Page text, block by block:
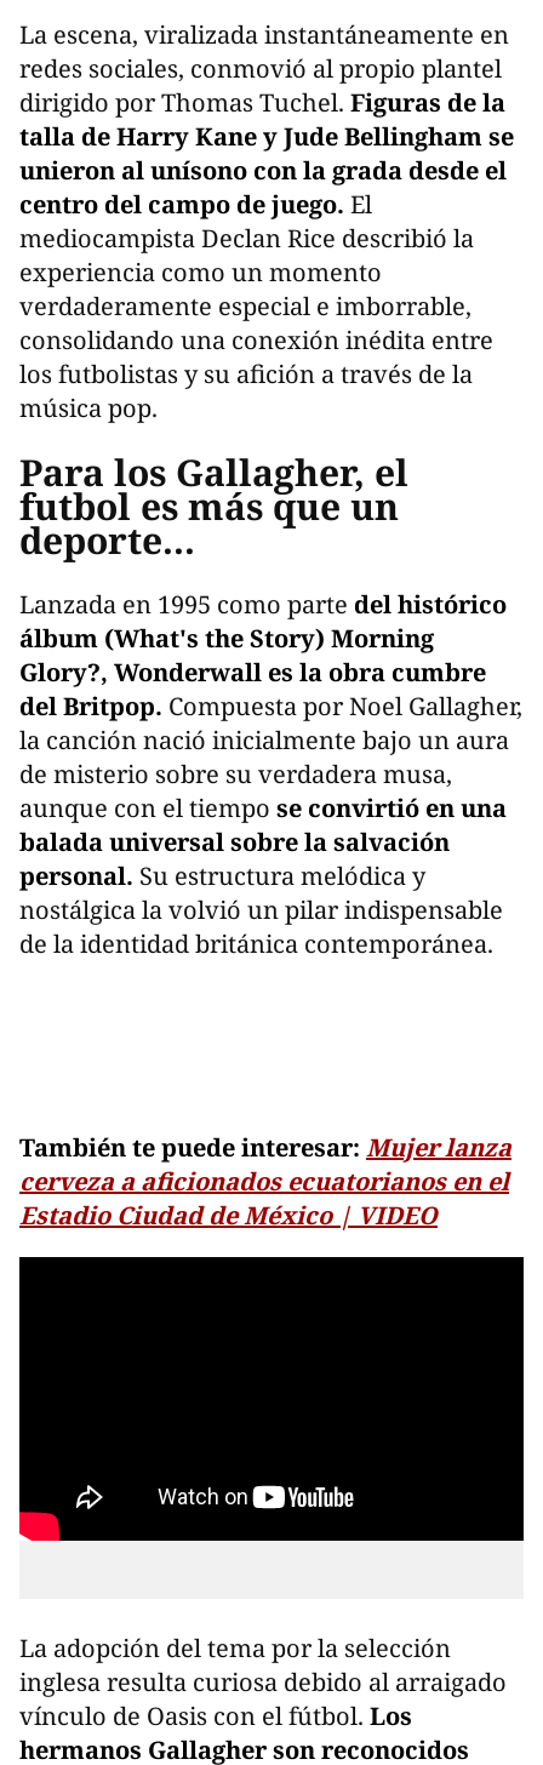
La escena, viralizada instantáneamente en
redes sociales, conmovió al propio plantel
dirigido por Thomas Tuchel. Figuras de la
talla de Harry Kane y Jude Bellingham se
unieron al unísono con la grada desde el
centro del campo de juego. El
mediocampista Declan Rice describió la
experiencia como un momento
verdaderamente especial e imborrable,
consolidando una conexión inédita entre
los futbolistas y su afición a través de la
música pop.
Para los Gallagher, el
futbol es más que un
deporte...
Lanzada en 1995 como parte del histórico
álbum (What's the Story) Morning
Glory?, Wonderwall es la obra cumbre
del Britpop. Compuesta por Noel Gallagher,
la canción nació inicialmente bajo un aura
de misterio sobre su verdadera musa,
aunque con el tiempo se convirtió en una
balada universal sobre la salvación
personal. Su estructura melódica y
nostálgica la volvió un pilar indispensable
de la identidad británica contemporánea.
También te puede interesar: Mujer lanza
cerveza a aficionados ecuatorianos en el
Estadio Ciudad de México | VIDEO
La adopción del tema por la selección
inglesa resulta curiosa debido al arraigado
vínculo de Oasis con el fútbol. Los
hermanos Gallagher son reconocidos